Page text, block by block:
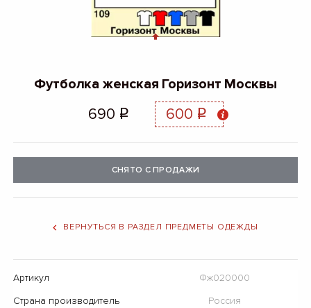
Футболка женская Горизонт Москвы
690 q 600 q
СНЯТО С ПРОДАЖИ
ВЕРНУТЬСЯ В РАЗДЕЛ ПРЕДМЕТЫ ОДЕЖДЫ
Артикул
Фж020000
Страна производитель
Россия